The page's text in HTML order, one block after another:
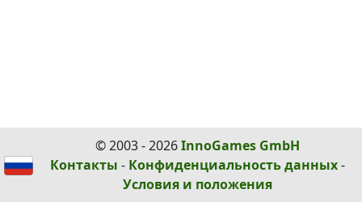
© 2003 - 2026InnoGames GmbH
Контакты - Конфиденциальность данных-
Условия и положения